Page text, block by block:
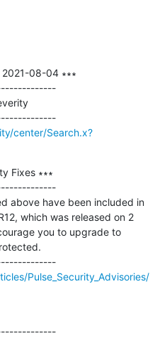
2021-08-04 ∗∗∗
---------------------------------------------
center/Search.x?
Fixes ∗∗∗
above have been included in
which was released on 2
you to upgrade to
---------------------------------------------
Pulse_Security_Advisories/